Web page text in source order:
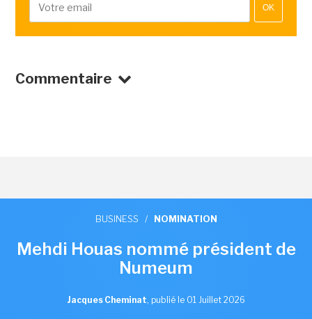
OK
Commentaire
BUSINESS / NOMINATION
Mehdi Houas nommé président de
Numeum
Jacques Cheminat, publié le 01 Juillet 2026